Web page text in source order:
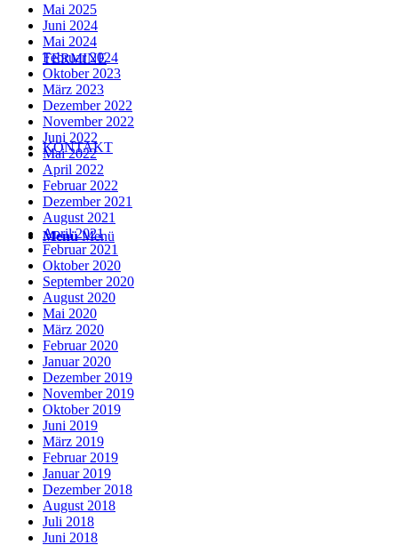
TERMINE
KONTAKT
Menü Menü
Mai 2025
Juni 2024
Mai 2024
Februar 2024
Oktober 2023
März 2023
Dezember 2022
November 2022
Juni 2022
Mai 2022
April 2022
Februar 2022
Dezember 2021
August 2021
April 2021
Februar 2021
Oktober 2020
September 2020
August 2020
Mai 2020
März 2020
Februar 2020
Januar 2020
Dezember 2019
November 2019
Oktober 2019
Juni 2019
März 2019
Februar 2019
Januar 2019
Dezember 2018
August 2018
Juli 2018
Juni 2018